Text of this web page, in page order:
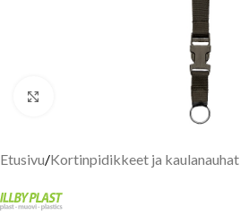
Etusivu/Kortinpidikkeet ja kaulanauhat